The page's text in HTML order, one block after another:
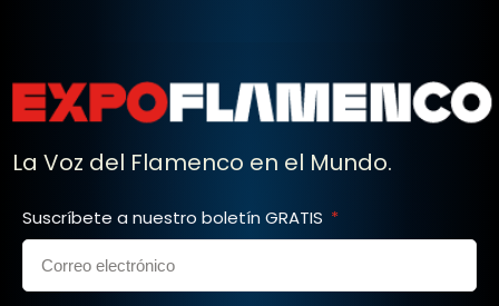
La Voz del Flamenco en el Mundo.
Suscríbete a nuestro boletín GRATIS